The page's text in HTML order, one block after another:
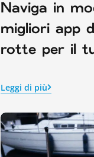
Naviga in
migliori app
rotte per il
Leggi di più